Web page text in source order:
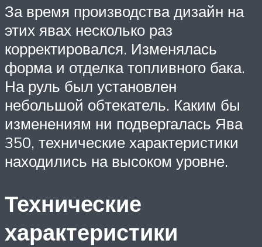
За время производства дизайн на
этих явах несколько раз
корректировался. Изменялась
форма и отделка топливного бака.
На руль был установлен
небольшой обтекатель. Каким бы
изменениям ни подвергалась Ява
350, технические характеристики
находились на высоком уровне.
Технические
характеристики